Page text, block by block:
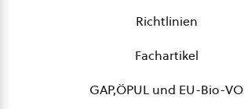
Richtlinien
Fachartikel
GAP,ÖPUL und EU-Bio-VO